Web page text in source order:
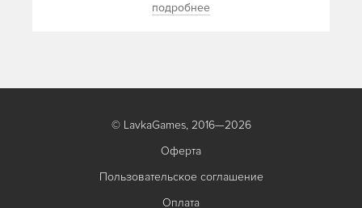
подробнее
© LavkaGames, 2016—2026
Оферта
Пользовательское соглашение
Оплата